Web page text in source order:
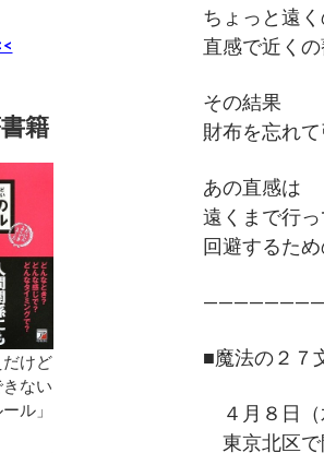
ちょっと遠
直感で近くの
その結果
財布を忘れ
あの直感は
遠くまで行
回避するた
■魔法の２７
４月８日（
東京北区
籍
けど
ない
ル」